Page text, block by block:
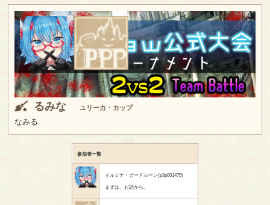
るみな ユリーカ・カップ
なみる
参加者一覧
イルミナ・ガードルーン(p3p001475)
まずは、お話から。